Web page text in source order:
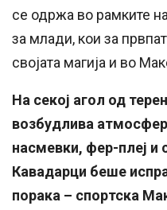
се одржа во рамките
за млади, кои за
својата магија и во
На секој агол од
возбудлива
насмевки, фер-плеј и
Кавадарци беше
порака – спортска